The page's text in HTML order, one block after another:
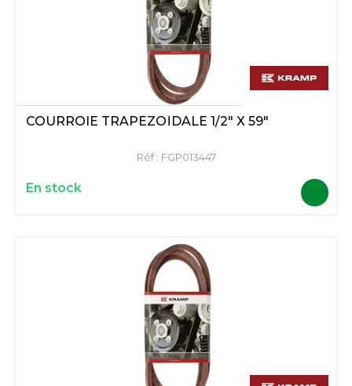
COURROIE TRAPÉZOÏDALE 1/2" X 59"
Réf : FGP013447
En stock